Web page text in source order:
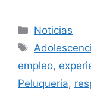
Categorías
Noticias
Etiquetas
empleo,
Peluquería,